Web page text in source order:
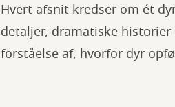
Hvert afsnit kredser om ét
detaljer, dramatiske
forståelse af, hvorfor dyr